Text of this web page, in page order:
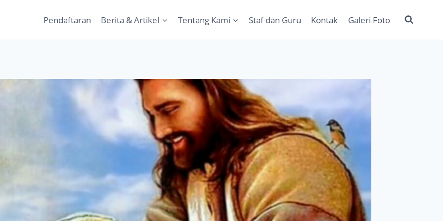
Pendaftaran Berita & Artikel Tentang Kami Staf dan Guru Kontak Galeri Foto